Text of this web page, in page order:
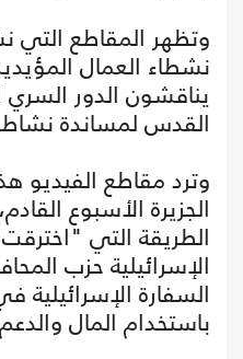
وتظهر المقاطع التي
نشطاء العمال
يناقشون الدور
القدس لمساندة
وترد مقاطع الفيديو
الجزيرة الأسبوع
الطريقة التي
الإسرائيلية حزب
السفارة الإسرائيلية
باستخدام المال